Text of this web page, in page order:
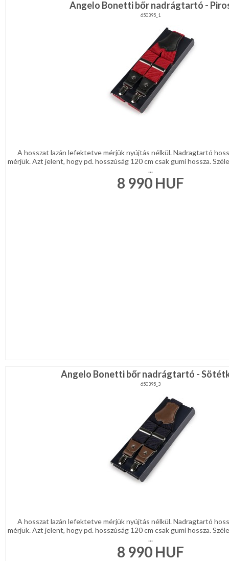
Angelo Bonetti bőr nadrágtartó -
650395_1
A hosszat lazán lefektetve mérjük nyújtás nélkül. Nadragtartó
mérjük. Azt jelent, hogy pd. hosszúság 120 cm csak gumi hossza.
...
8 990 HUF
Angelo Bonetti bőr nadrágtartó -
650395_3
A hosszat lazán lefektetve mérjük nyújtás nélkül. Nadragtartó
mérjük. Azt jelent, hogy pd. hosszúság 120 cm csak gumi hossza.
...
8 990 HUF